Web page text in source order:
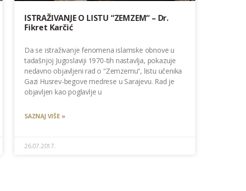
ISTRAŽIVANJE O LISTU “ZEMZEM“ – Dr.
Fikret Karčić
Da se istraživanje fenomena islamske obnove u
tadašnjoj Jugoslaviji 1970-tih nastavlja, pokazuje
nedavno objavljeni rad o “Zemzemu“, listu učenika
Gazi Husrev-begove medrese u Sarajevu. Rad je
objavljen kao poglavlje u
SAZNAJ VIŠE »
26.07.2017.